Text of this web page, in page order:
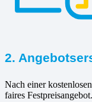
2.
Nach einer
faires Festpreisangebot.